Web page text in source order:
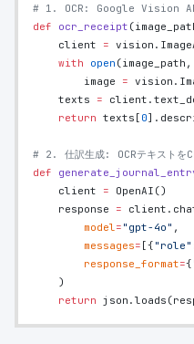
# 1. OCR: Google Vision API
def ocr_receipt
    client
=
    with
open (image_path,
        image
=
    texts
=
    return
texts[ 0
# 2. 仕訳生成: OCRテキストを
def
    client
= OpenAI()
    response
=
        model
= "gpt-4o" ,
        messages
= [{ "role"
        response_format
={
    )
    return